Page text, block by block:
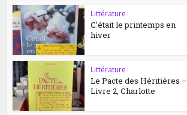
Littérature
C’était le printemps en
hiver
Littérature
Le Pacte des Héritières –
Livre 2, Charlotte